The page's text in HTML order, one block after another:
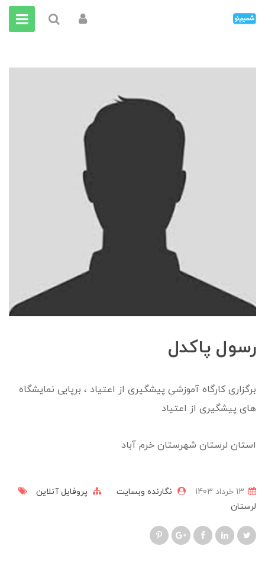
رسول پاکدل
برگزاری کارگاه آموزشی پیشگیری از اعتیاد ، برپایی نمایشگاه
های پیشگیری از اعتیاد
استان لرستان شهرستان خرم آباد
نگارنده وبسایت
پروفایل آنلاین
لرستان